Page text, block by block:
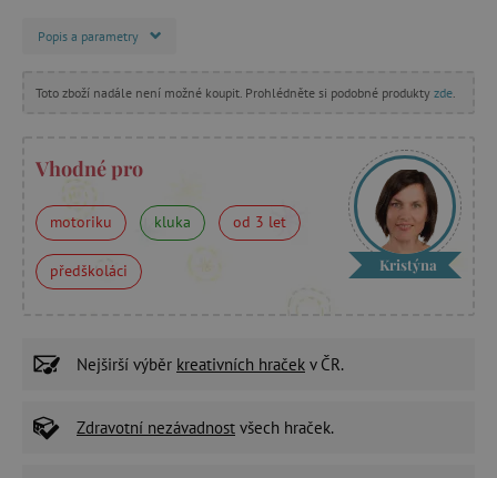
Popis a parametry
Toto zboží nadále není možné koupit. Prohlédněte si podobné produkty zde
Vhodné pro
motoriku kluka od 3 let
předškoláci Kristýna
Nejširší výběr kreativních hraček v ČR.
Zdravotní nezávadnost všech hraček.